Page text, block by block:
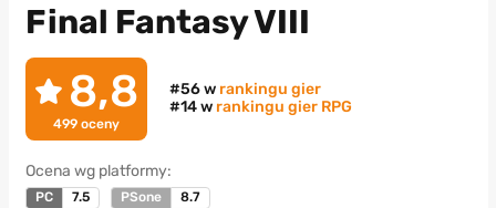
Final Fantasy VIII
8,8
499oceny
#56 w rankingu gier
#14 w rankingu gier RPG
Ocena wg platformy:
PC 7.5 PSone 8.7